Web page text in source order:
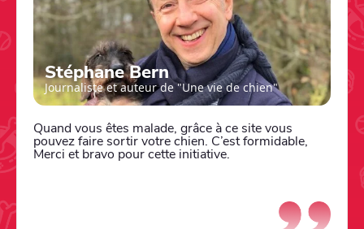
Stéphane Bern
Journaliste et auteur de "Une vie de chien"
Quand vous êtes malade, grâce à ce site vous
pouvez faire sortir votre chien. C’est formidable,
Merci et bravo pour cette initiative.